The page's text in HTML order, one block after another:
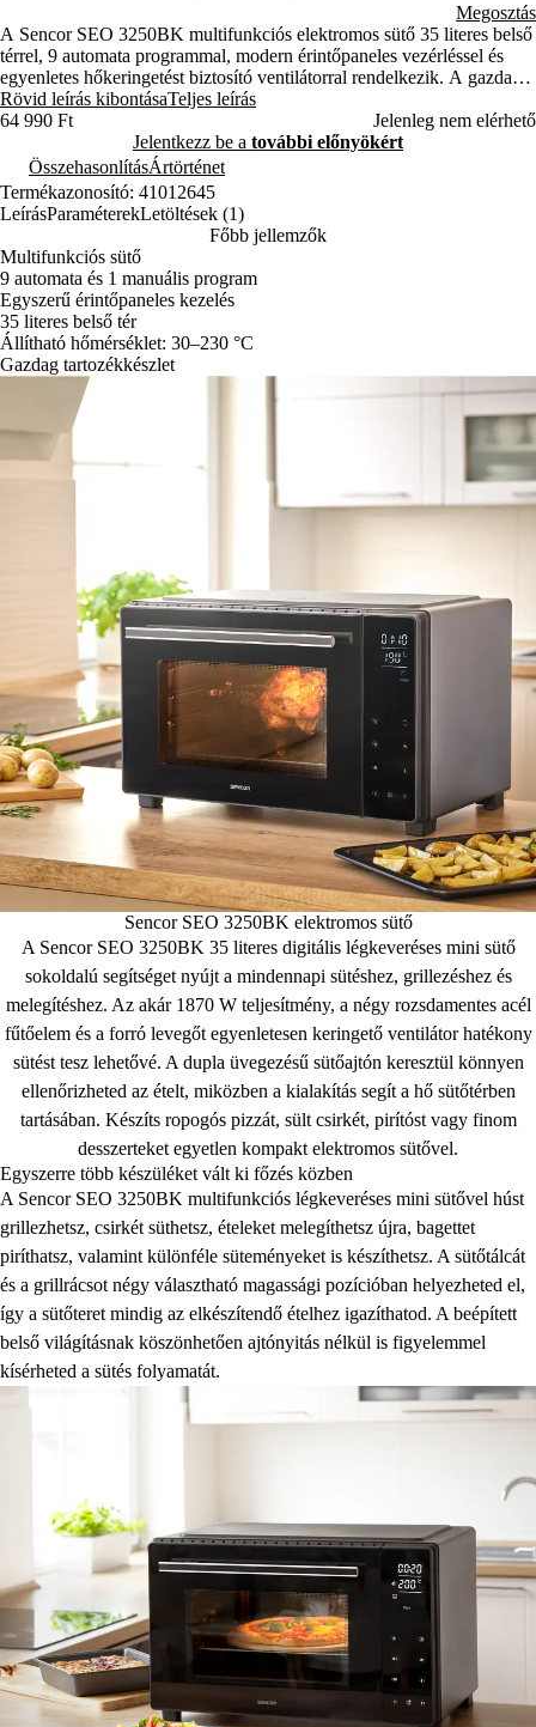
Megosztás
A Sencor SEO 3250BK multifunkciós elektromos sütő 35 literes belső
térrel, 9 automata programmal, modern érintőpaneles vezérléssel és
egyenletes hőkeringetést biztosító ventilátorral rendelkezik. A gazdag
tartozékkínálat részeként pizzakő, forgónyárs és tapadásmentes
sütőtálca segíti a változatos ételek könnyű elkészítését.
Rövid leírás kibontásaTeljes leírás
64 990 Ft
Jelenleg nem elérhető
Jelentkezz be a további előnyökért
ÖsszehasonlításÁrtörténet
Termékazonosító: 41012645
LeírásParaméterekLetöltések (1)
Főbb jellemzők
Multifunkciós sütő
9 automata és 1 manuális program
Egyszerű érintőpaneles kezelés
35 literes belső tér
Állítható hőmérséklet: 30–230 °C
Gazdag tartozékkészlet
Sencor SEO 3250BK elektromos sütő
A Sencor SEO 3250BK 35 literes digitális légkeveréses mini sütő
sokoldalú segítséget nyújt a mindennapi sütéshez, grillezéshez és
melegítéshez. Az akár 1870 W teljesítmény, a négy rozsdamentes acél
fűtőelem és a forró levegőt egyenletesen keringető ventilátor hatékony
sütést tesz lehetővé. A dupla üvegezésű sütőajtón keresztül könnyen
ellenőrizheted az ételt, miközben a kialakítás segít a hő sütőtérben
tartásában. Készíts ropogós pizzát, sült csirkét, pirítóst vagy finom
desszerteket egyetlen kompakt elektromos sütővel.
Egyszerre több készüléket vált ki főzés közben
A Sencor SEO 3250BK multifunkciós légkeveréses mini sütővel húst
grillezhetsz, csirkét süthetsz, ételeket melegíthetsz újra, bagettet
piríthatsz, valamint különféle süteményeket is készíthetsz. A sütőtálcát
és a grillrácsot négy választható magassági pozícióban helyezheted el,
így a sütőteret mindig az elkészítendő ételhez igazíthatod. A beépített
belső világításnak köszönhetően ajtónyitás nélkül is figyelemmel
kísérheted a sütés folyamatát.